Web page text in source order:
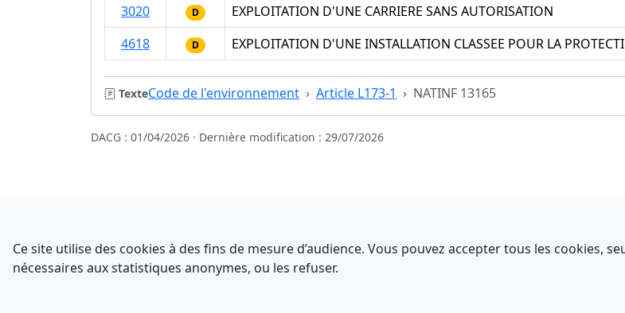
3020
D
EXPLOITATION D'UNE CARRIERE SANS AUTORISATION
4618
D EXPLOITATION D'UNE INSTALLATION CLASSEE POUR LA
TexteCode de l'environnement Article L173-1 NATINF 13165
DACG : 01/04/2026 · Dernière modification : 29/07/2026
NATINFo
data.gouv.fr
Comment avez-vous découvert NATINFo ?
Ce site utilise des cookies à des fins de mesure d’audience. Vous pouvez accepter tous les cookies,
nécessaires aux statistiques anonymes, ou les refuser.